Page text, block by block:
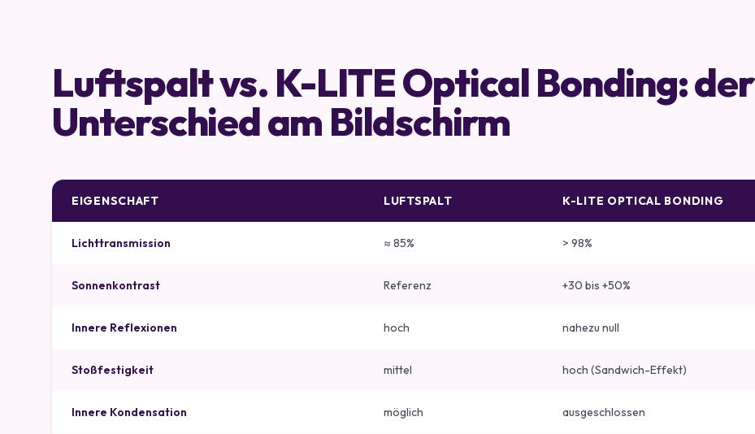
Luftspalt vs. K-LITE Optical Bonding: der
Unterschied am Bildschirm
EIGENSCHAFT LUFTSPALT K-LITE OPTICAL BONDING
Lichttransmission ≈ 85% > 98%
Sonnenkontrast Referenz +30 bis +50%
Innere Reflexionen hoch nahezu null
Stoßfestigkeit mittel hoch (Sandwich-Effekt)
Innere Kondensation möglich ausgeschlossen